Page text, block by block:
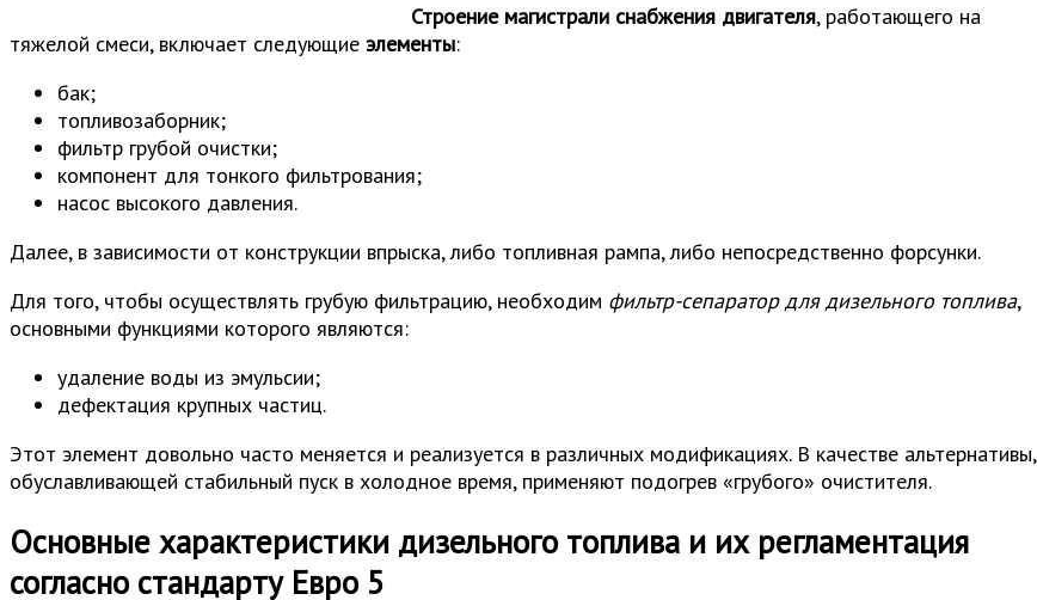
Строение магистрали снабжения двигателя, работающего на
тяжелой смеси, включает следующие элементы:
бак;
топливозаборник;
фильтр грубой очистки;
компонент для тонкого фильтрования;
насос высокого давления.
Далее, в зависимости от конструкции впрыска, либо топливная рампа, либо непосредственно форсунки.
Для того, чтобы осуществлять грубую фильтрацию, необходим фильтр-сепаратор для дизельного топлива,
основными функциями которого являются:
удаление воды из эмульсии;
дефектация крупных частиц.
Этот элемент довольно часто меняется и реализуется в различных модификациях. В качестве альтернативы,
обуславливающей стабильный пуск в холодное время, применяют подогрев «грубого» очистителя.
Основные характеристики дизельного топлива и их регламентация
согласно стандарту Евро 5